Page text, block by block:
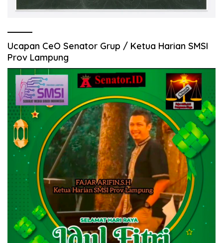
Ucapan CeO Senator Grup / Ketua Harian SMSI
Prov Lampung